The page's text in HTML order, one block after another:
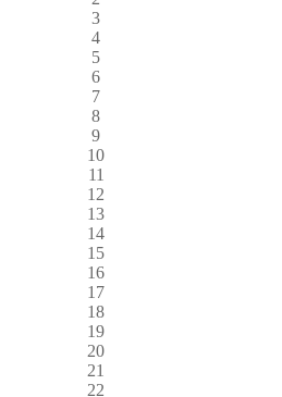
3
4
5
6
7
8
9
10
11
12
13
14
15
16
17
18
19
20
21
22